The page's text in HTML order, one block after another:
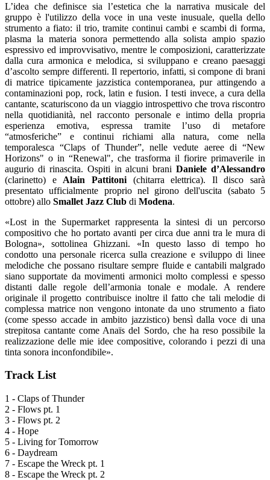
L’idea che definisce sia l’estetica che la narrativa musicale del
gruppo è l'utilizzo della voce in una veste inusuale, quella dello
strumento a fiato: il trio, tramite continui cambi e scambi di forma,
plasma la materia sonora permettendo alla solista ampio spazio
espressivo ed improvvisativo, mentre le composizioni, caratterizzate
dalla cura armonica e melodica, si sviluppano e creano paesaggi
d’ascolto sempre differenti. Il repertorio, infatti, si compone di brani
di matrice tipicamente jazzistica contemporanea, pur attingendo a
contaminazioni pop, rock, latin e fusion. I testi invece, a cura della
cantante, scaturiscono da un viaggio introspettivo che trova riscontro
nella quotidianità, nel racconto personale e intimo della propria
esperienza emotiva, espressa tramite l’uso di metafore
“atmosferiche” e continui richiami alla natura, come nella
temporalesca “Claps of Thunder”, nelle vedute aeree di “New
Horizons" o in “Renewal", che trasforma il fiorire primaverile in
augurio di rinascita. Ospiti in alcuni braniDaniele d’Alessandro
(clarinetto) e Alain Pattitoni(chitarra elettrica). Il disco sarà
presentato ufficialmente proprio nel girono dell'uscita (sabato 5
ottobre) allo Smallet Jazz Club di Modena.
«Lost in the Supermarket rappresenta la sintesi di un percorso
compositivo che ho portato avanti per circa due anni tra le mura di
Bologna», sottolinea Ghizzani. «In questo lasso di tempo ho
condotto una personale ricerca sulla creazione e sviluppo di linee
melodiche che possano risultare sempre fluide e cantabili malgrado
siano supportate da movimenti armonici molto complessi e spesso
distanti dalle regole dell’armonia tonale e modale. A rendere
originale il progetto contribuisce inoltre il fatto che tali melodie di
complessa matrice non vengono intonate da uno strumento a fiato
(come spesso accade in ambito jazzistico) bensì dalla voce di una
strepitosa cantante come Anaïs del Sordo, che ha reso possibile la
realizzazione delle mie idee compositive, colorando i pezzi di una
tinta sonora inconfondibile».
Track List
1 - Claps of Thunder
2 - Flows pt. 1
3 - Flows pt. 2
4 - Hope
5 - Living for Tomorrow
6 - Daydream
7 - Escape the Wreck pt. 1
8 - Escape the Wreck pt. 2